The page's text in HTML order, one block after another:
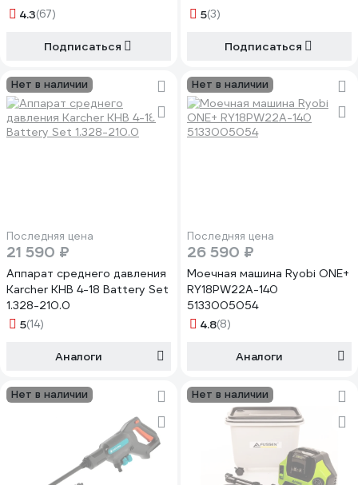
4.3(67)
Подписаться
5(3)
Подписаться
Нет в наличии
Последняя цена
21 590 ₽
Аппарат среднего давления
Karcher KHB 4-18 Battery Set
1.328-210.0
5(14)
Аналоги
Нет в наличии
Последняя цена
26 590 ₽
Моечная машина Ryobi ONE+
RY18PW22A-140
5133005054
4.8(8)
Аналоги
Нет в наличии Нет в наличии